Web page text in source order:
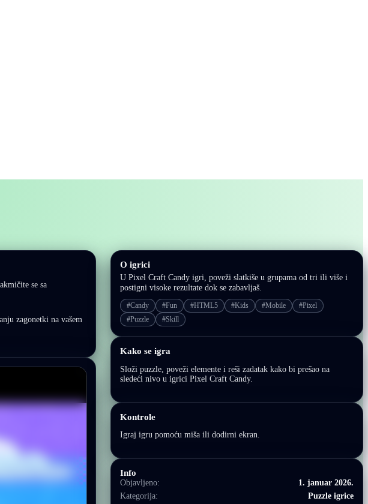
se sa
zagonetki na vašem
O igrici
U Pixel Craft Candy igri, poveži slatkiše u grupama od tri ili više i
postigni visoke rezultate dok se zabavljaš.
#Candy #Fun #HTML5 #Kids #Mobile
#Pixel
#Puzzle
#Skill
Kako se igra
Složi puzzle, poveži elemente i reši zadatak kako bi prešao na
sledeći nivo u igrici Pixel Craft Candy.
Kontrole
Igraj igru pomoću miša ili dodirni ekran.
Info
Objavljeno:
1. januar 2026.
Kategorija:
Puzzle igrice